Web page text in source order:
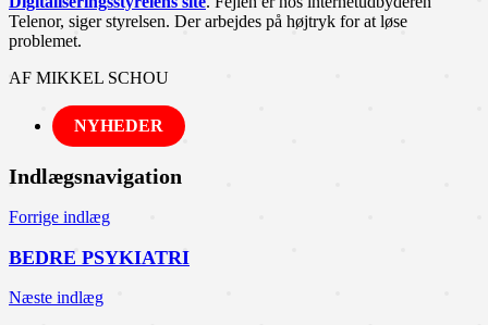
Telenor, siger styrelsen. Der arbejdes på højtryk for at løse
problemet.
AF MIKKEL SCHOU
NYHEDER
Indlægsnavigation
Forrige indlæg
BEDRE PSYKIATRI
Næste indlæg